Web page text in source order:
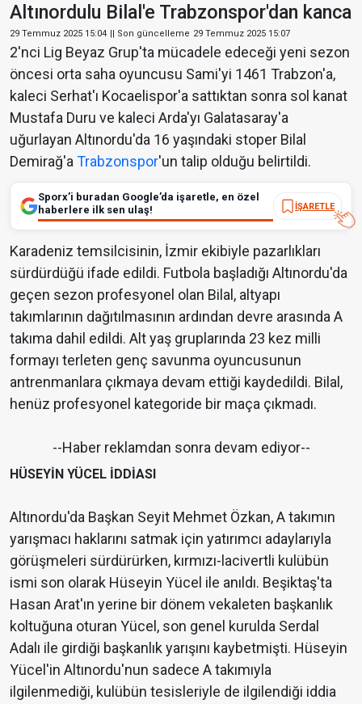
Altınordulu Bilal'e Trabzonspor'dan kanca
29 Temmuz 2025 15:04 || Son güncelleme 29 Temmuz 2025 15:07
2'nci Lig Beyaz Grup'ta mücadele edeceği yeni sezon
öncesi orta saha oyuncusu Sami'yi 1461 Trabzon'a,
kaleci Serhat'ı Kocaelispor'a sattıktan sonra sol kanat
Mustafa Duru ve kaleci Arda'yı Galatasaray'a
uğurlayan Altınordu'da 16 yaşındaki stoper Bilal
Demirağ'a Trabzonspor'un talip olduğu belirtildi.
Sporx’i buradan Google’da işaretle, en özel
haberlere ilk sen ulaş!
İŞARETLE
Karadeniz temsilcisinin, İzmir ekibiyle pazarlıkları
sürdürdüğü ifade edildi. Futbola başladığı Altınordu'da
geçen sezon profesyonel olan Bilal, altyapı
takımlarının dağıtılmasının ardından devre arasında A
takıma dahil edildi. Alt yaş gruplarında 23 kez milli
formayı terleten genç savunma oyuncusunun
antrenmanlara çıkmaya devam ettiği kaydedildi. Bilal,
henüz profesyonel kategoride bir maça çıkmadı.
--Haber reklamdan sonra devam ediyor--
HÜSEYİN YÜCEL İDDİASI
Altınordu'da Başkan Seyit Mehmet Özkan, A takımın
yarışmacı haklarını satmak için yatırımcı adaylarıyla
görüşmeleri sürdürürken, kırmızı-lacivertli kulübün
ismi son olarak Hüseyin Yücel ile anıldı. Beşiktaş'ta
Hasan Arat'ın yerine bir dönem vekaleten başkanlık
koltuğuna oturan Yücel, son genel kurulda Serdal
Adalı ile girdiği başkanlık yarışını kaybetmişti. Hüseyin
Yücel'in Altınordu'nun sadece A takımıyla
ilgilenmediği, kulübün tesisleriyle de ilgilendiği iddia